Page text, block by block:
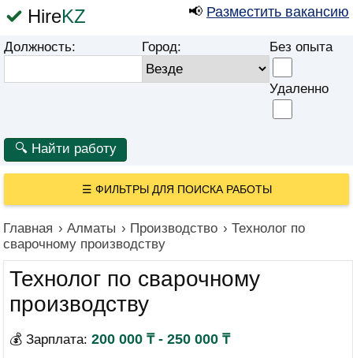
HireKZ 📢 Разместить вакансию
Должность: Город: Без опыта
Удаленно
☰ ФИЛЬТРЫ ДЛЯ ПОИСКА РАБОТЫ
Главная › Алматы › Производство › Технолог по
сварочному производству
Технолог по сварочному
производству
💰 Зарплата: 200 000 ₸ - 250 000 ₸